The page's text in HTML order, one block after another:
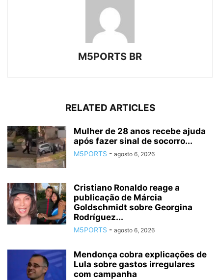
M5PORTS BR
RELATED ARTICLES
Mulher de 28 anos recebe ajuda
após fazer sinal de socorro...
M5PORTS - agosto 6, 2026
Cristiano Ronaldo reage a
publicação de Márcia
Goldschmidt sobre Georgina
Rodríguez...
M5PORTS - agosto 6, 2026
Mendonça cobra explicações de
Lula sobre gastos irregulares
com campanha